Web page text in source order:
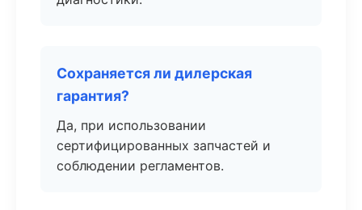
Сохраняется ли дилерская
гарантия?
Да, при использовании
сертифицированных запчастей и
соблюдении регламентов.